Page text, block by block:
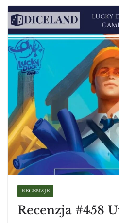
RECENZJE
Recenzja #458